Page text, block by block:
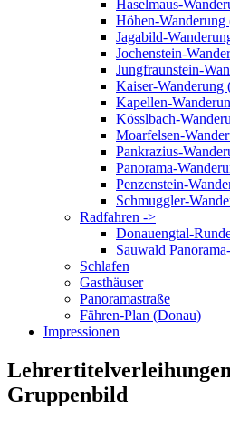
Haselmaus-
Höhen-Wanderung
Jagabild-
Jochenstein-
Jungfraunstein-
Kaiser-Wanderung
Kapellen-
Kösslbach-
Moarfelsen-
Pankrazius-
Panorama-
Penzenstein-
Schmuggler-
Radfahren ->
Donauengtal-
Sauwald
Schlafen
Gasthäuser
Panoramastraße
Fähren-Plan (Donau)
Impressionen
Gruppenbild